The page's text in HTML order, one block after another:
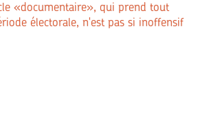
«documentaire», qui prend tout
électorale, n'est pas si inoffensif